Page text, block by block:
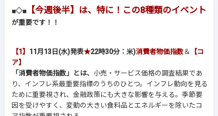
■◇■ 【今週後半】は、特に！この8種類のイベント
が重要です！！
【1】 11月13日(水)発表★22時30分：米)消費者物価指数＆
【コ
ア】
「消費者物価指数」とは、 小売・サービス価格の調査結果であ
り、インフレ系最重要指標のうちのひとつ。インフレ動向を見る
ために重要視され、金融政策にも大きな影響を与える。季節要
因を受けやすく、変動の大きい食料品とエネルギーを除いたコ